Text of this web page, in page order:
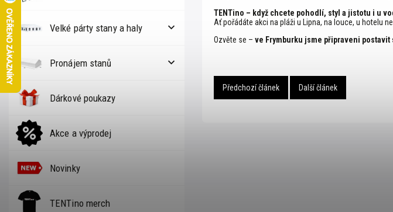
Velké párty stany a haly
Pronájem stanů
Dárkové poukazy
Akce a výprodej
Novinky
TENTino merch
TENTino – když chcete pohodlí, styl a jistotu i u
Ať pořádáte akci na pláži u Lipna, na louce, u hotelu
Ozvěte se – ve Frymburku jsme připraveni
Předchozí článek Další článek